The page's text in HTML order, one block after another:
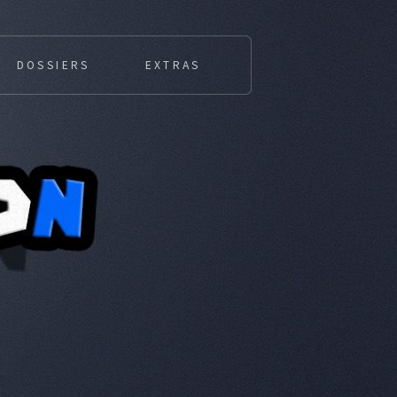
DOSSIERS EXTRAS